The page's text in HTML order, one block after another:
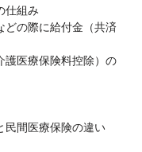
仕組み
どの際に給付金（共済
護医療保険料控除）の
民間医療保険の違い